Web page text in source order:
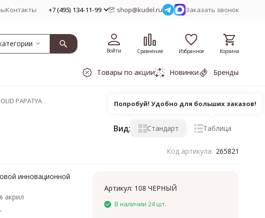
Контакты +7 (495) 134-11-99 shop@kudel.ru Заказать звонок
Войти Сравнение Избранное Корзина
Товары по акции Новинки Бренды
PAPATYA
Вид: Стандарт Таблица
Код артикула: 265821
инновационной
акрил
Артикул: 108 ЧЕРНЫЙ
В наличии 24 шт.
Попробуй! Удобно для больших заказов!